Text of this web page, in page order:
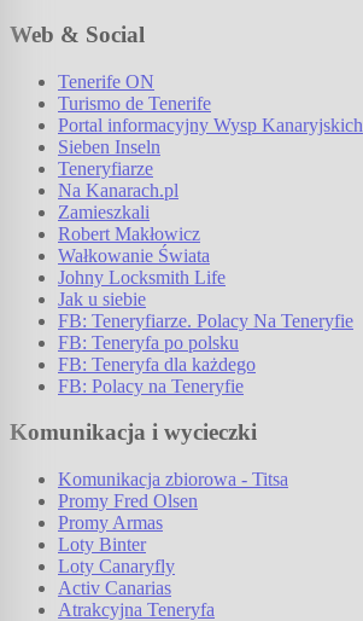
Web & Social
Tenerife ON
Turismo de Tenerife
Portal informacyjny Wysp Kanaryjskich
Sieben Inseln
Teneryfiarze
Na Kanarach.pl
Zamieszkali
Robert Makłowicz
Wałkowanie Świata
Johny Locksmith Life
Jak u siebie
FB: Teneryfiarze. Polacy Na Teneryfie
FB: Teneryfa po polsku
FB: Teneryfa dla każdego
FB: Polacy na Teneryfie
Komunikacja i wycieczki
Komunikacja zbiorowa - Titsa
Promy Fred Olsen
Promy Armas
Loty Binter
Loty Canaryfly
Activ Canarias
Atrakcyjna Teneryfa